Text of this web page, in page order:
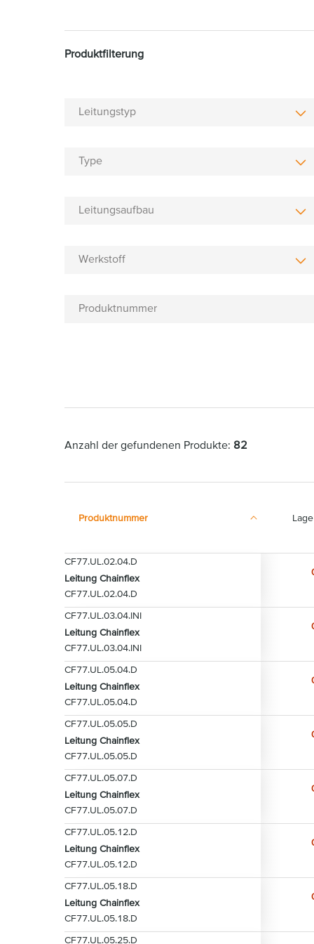
Produktfilterung
Leitungstyp
Type
Leitungsaufbau
Werkstoff
Produktnummer
Anzahl der gefundenen Produkte: 82
Produktnummer
CF77.UL.02.04.D
Leitung Chainflex
CF77.UL.02.04.D
CF77.UL.03.04.INI
Leitung Chainflex
CF77.UL.03.04.INI
CF77.UL.05.04.D
Leitung Chainflex
CF77.UL.05.04.D
CF77.UL.05.05.D
Leitung Chainflex
CF77.UL.05.05.D
CF77.UL.05.07.D
Leitung Chainflex
CF77.UL.05.07.D
CF77.UL.05.12.D
Leitung Chainflex
CF77.UL.05.12.D
CF77.UL.05.18.D
Leitung Chainflex
CF77.UL.05.18.D
CF77.UL.05.25.D